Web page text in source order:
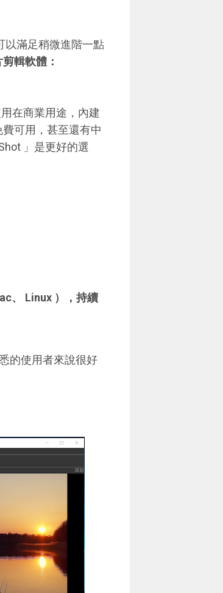
以滿足稍微進階一點
輯軟體：
在商業用途，內建
可用，甚至還有中
」是更好的選
、 Linux ），持續
的使用者來說很好